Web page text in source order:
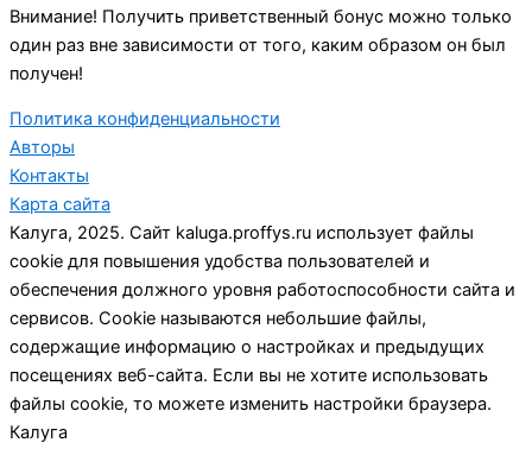
Внимание! Получить приветственный бонус можно только
один раз вне зависимости от того, каким образом он был
получен!
Политика конфиденциальности
Авторы
Контакты
Карта сайта
Калуга, 2025. Сайт kaluga.proffys.ru использует файлы
cookie для повышения удобства пользователей и
обеспечения должного уровня работоспособности сайта и
сервисов. Cookie называются небольшие файлы,
содержащие информацию о настройках и предыдущих
посещениях веб-сайта. Если вы не хотите использовать
файлы cookie, то можете изменить настройки браузера.
Калуга